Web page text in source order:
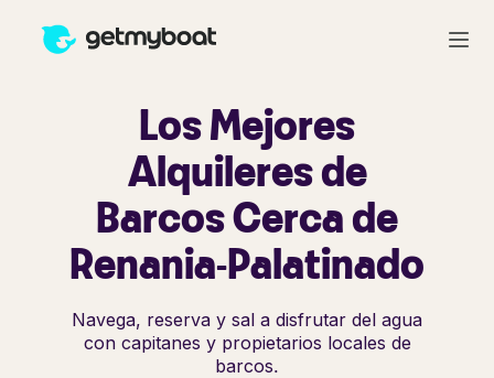
Los Mejores
Alquileres de
Barcos Cerca de
Renania-Palatinado
Navega, reserva y sal a disfrutar del agua
con capitanes y propietarios locales de
barcos.